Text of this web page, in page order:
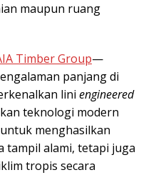
maupun ruang
Timber Group—
panjang di
lini engineered
teknologi modern
menghasilkan
tampil alami, tetapi juga
tropis secara